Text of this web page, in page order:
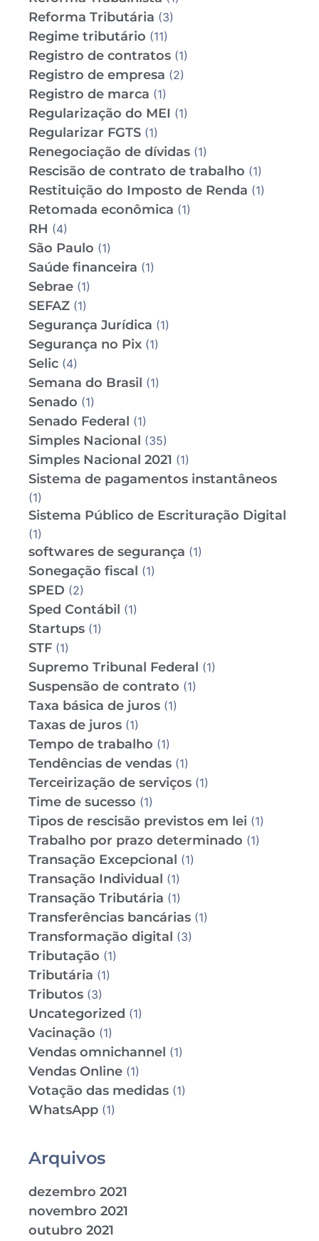
Reforma Tributária (3)
Regime tributário (11)
Registro de contratos (1)
Registro de empresa (2)
Registro de marca (1)
Regularização do MEI (1)
Regularizar FGTS (1)
Renegociação de dívidas (1)
Rescisão de contrato de trabalho (1)
Restituição do Imposto de Renda (1)
Retomada econômica (1)
RH (4)
São Paulo (1)
Saúde financeira (1)
Sebrae (1)
SEFAZ (1)
Segurança Jurídica (1)
Segurança no Pix (1)
Selic (4)
Semana do Brasil (1)
Senado (1)
Senado Federal (1)
Simples Nacional (35)
Simples Nacional 2021 (1)
Sistema de pagamentos instantâneos
(1)
Sistema Público de Escrituração Digital
(1)
softwares de segurança (1)
Sonegação fiscal (1)
SPED (2)
Sped Contábil (1)
Startups (1)
STF (1)
Supremo Tribunal Federal (1)
Suspensão de contrato (1)
Taxa básica de juros (1)
Taxas de juros (1)
Tempo de trabalho (1)
Tendências de vendas (1)
Terceirização de serviços (1)
Time de sucesso (1)
Tipos de rescisão previstos em lei (1)
Trabalho por prazo determinado (1)
Transação Excepcional (1)
Transação Individual (1)
Transação Tributária (1)
Transferências bancárias (1)
Transformação digital (3)
Tributação (1)
Tributária (1)
Tributos (3)
Uncategorized (1)
Vacinação (1)
Vendas omnichannel (1)
Vendas Online (1)
Votação das medidas (1)
WhatsApp (1)
Arquivos
dezembro 2021
novembro 2021
outubro 2021